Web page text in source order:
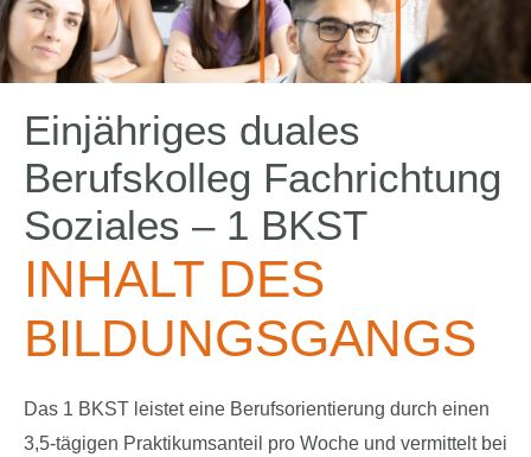
Einjähriges duales
Berufskolleg Fachrichtung
Soziales – 1 BKST
INHALT DES
BILDUNGSGANGS
Das 1 BKST leistet eine Berufsorientierung durch einen
3,5-tägigen Praktikumsanteil pro Woche und vermittelt bei